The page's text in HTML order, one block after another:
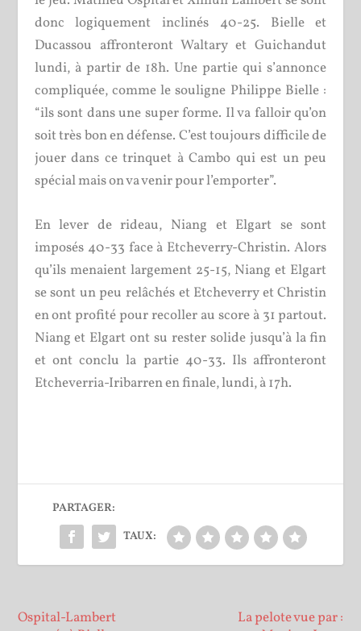
donc logiquement inclinés 40-25. Bielle et
Ducassou affronteront Waltary et Guichandut
lundi, à partir de 18h. Une partie qui s’annonce
compliquée, comme le souligne Philippe Bielle :
“ils sont dans une super forme. Il va falloir qu’on
soit très bon en défense. C’est toujours difficile de
jouer dans ce trinquet à Cambo qui est un peu
spécial mais on va venir pour l’emporter”.
En lever de rideau, Niang et Elgart se sont
imposés 40-33 face à Etcheverry-Christin. Alors
qu’ils menaient largement 25-15, Niang et Elgart
se sont un peu relâchés et Etcheverry et Christin
en ont profité pour recoller au score à 31 partout.
Niang et Elgart ont su rester solide jusqu’à la fin
et ont conclu la partie 40-33. Ils affronteront
Etcheverria-Iribarren en finale, lundi, à 17h.
PARTAGER:
TAUX:
Ospital-Lambert
La pelote vue par :